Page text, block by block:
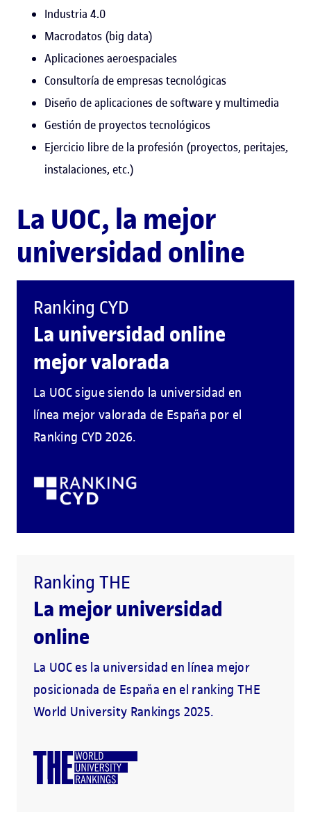
Industria 4.0
Macrodatos (big data)
Aplicaciones aeroespaciales
Consultoría de empresas tecnológicas
Diseño de aplicaciones de software y multimedia
Gestión de proyectos tecnológicos
Ejercicio libre de la profesión (proyectos, peritajes,
instalaciones, etc.)
La UOC, la mejor
universidad online
Ranking CYD
La universidad online
mejor valorada
La UOC sigue siendo la universidad en
línea mejor valorada de España por el
Ranking CYD 2026.
Ranking THE
La mejor universidad
online
La UOC es la universidad en línea mejor
posicionada de España en el ranking THE
World University Rankings 2025.